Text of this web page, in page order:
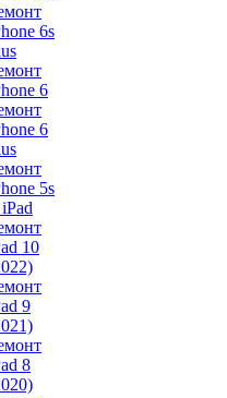
6s
6
6
5s
10
9
8